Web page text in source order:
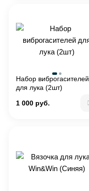
Набор виброгасителей
для лука (2шт)
1 000 руб.